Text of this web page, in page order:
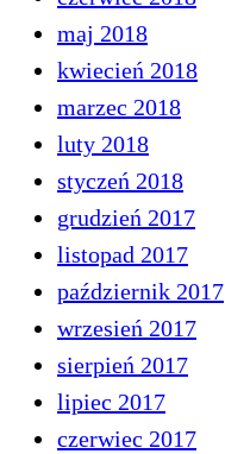
maj 2018
kwiecień 2018
marzec 2018
luty 2018
styczeń 2018
grudzień 2017
listopad 2017
październik 2017
wrzesień 2017
sierpień 2017
lipiec 2017
czerwiec 2017